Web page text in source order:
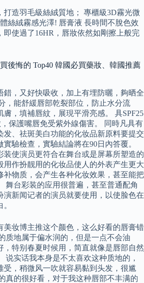
打造羽毛級絲絨質地； 專櫃級3D霧光微
絲絨霧感光澤! 唇膏液 長時間不脫色效
即使過了16HR，唇妝依然如剛擦上般完
後悔的 Top40 韓國必買藥妝、韓國推薦
錯，又好快吸收，加上有埋防曬，夠晒全
，能舒緩唇部乾裂部位，防止水分流
膚，填補唇紋，展現平滑亮感。 具SPF25
保護嘴唇免受紫外線傷害。 同時凡具有
发、祛斑美白功能的化妆品新原料要提交
驗檢查，實驗結論將在90日內答覆。
装使演员更符合在舞台或是屏幕所塑造的
用作扮靓用的化妆品使人的外表产生更大
补物质，会产生各种化妆效果，甚至能把
舞台彩装的应用很普遍，甚至普通配角
演新闻记者的演员就要使用，以使脸色在
美妆博主推这个颜色，这么好看的唇膏错
质地属于偏水润的，但是一点不会油
，特别春夏时候用，简直就像是唇部自然
说实话我本身是不太喜欢这种质地的，
受，稍微风一吹就容易黏到头发，很尴
真的很好看，对于我这种唇部不丰满的